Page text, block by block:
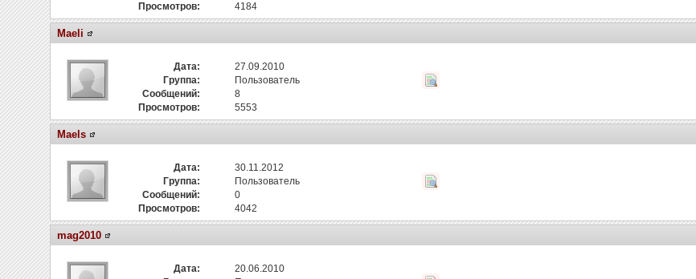
Просмотров:
4184
Maeli
Дата:
27.09.2010
Группа:
Пользователь
Сообщений:
8
Просмотров:
5553
Maels
Дата:
30.11.2012
Группа:
Пользователь
Сообщений:
0
Просмотров:
4042
mag2010
Дата:
20.06.2010